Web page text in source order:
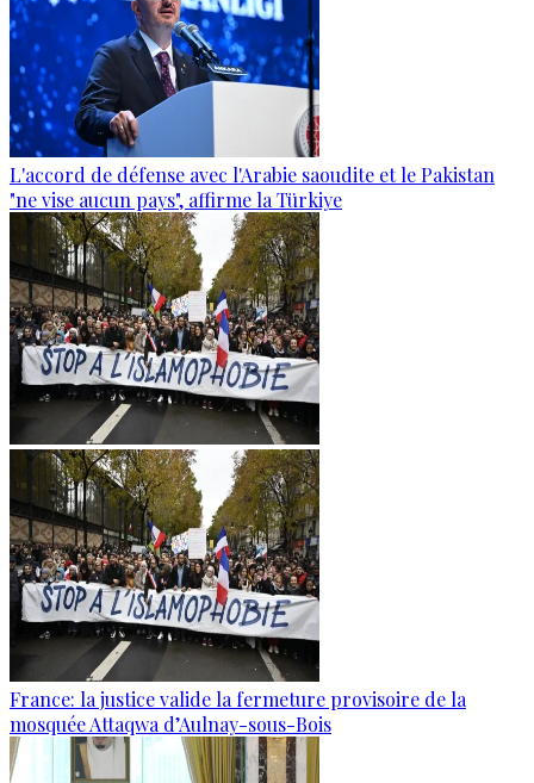
L'accord de défense avec l'Arabie saoudite et le Pakistan
"ne vise aucun pays", affirme la Türkiye
France: la justice valide la fermeture provisoire de la
mosquée Attaqwa d’Aulnay-sous-Bois